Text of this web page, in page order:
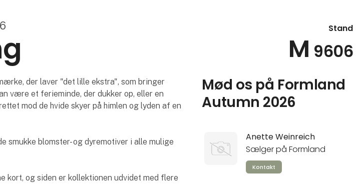
Stand
M 9606
der laver "det lille ekstra", som bringer
være et ferieminde, der dukker op, eller en
mod de hvide skyer på himlen og lyden af en
smukke blomster- og dyremotiver i alle mulige
kort, og siden er kollektionen udvidet med flere
Mød os på Formland
Autumn 2026
Anette Weinreich
Sælger på Formland
Kontakt